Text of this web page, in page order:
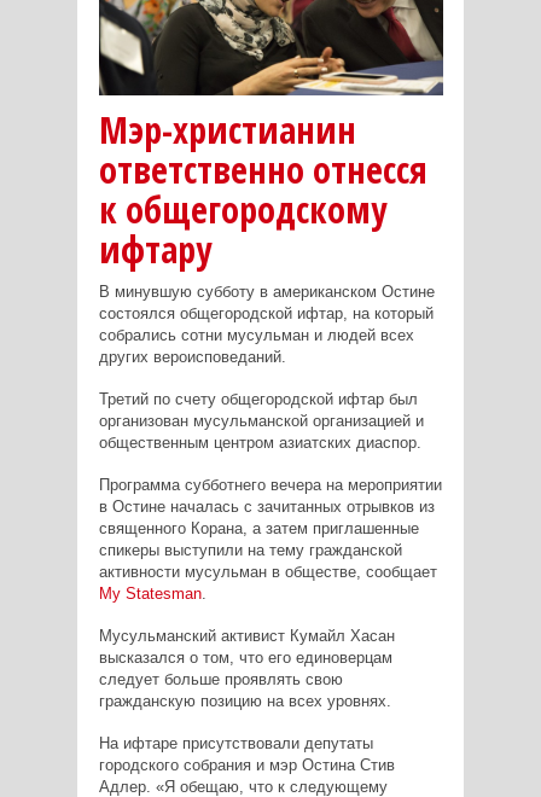
Мэр-христианин
ответственно отнесся
к общегородскому
ифтару
В минувшую субботу в американском Остине
состоялся общегородской ифтар, на который
собрались сотни мусульман и людей всех
других вероисповеданий.
Третий по счету общегородской ифтар был
организован мусульманской организацией и
общественным центром азиатских диаспор.
Программа субботнего вечера на мероприятии
в Остине началась с зачитанных отрывков из
священного Корана, а затем приглашенные
спикеры выступили на тему гражданской
активности мусульман в обществе, сообщает
My Statesman.
Мусульманский активист Кумайл Хасан
высказался о том, что его единоверцам
следует больше проявлять свою
гражданскую позицию на всех уровнях.
На ифтаре присутствовали депутаты
городского собрания и мэр Остина Стив
Адлер. «Я обещаю, что к следующему